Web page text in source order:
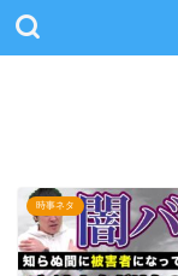
時事ネタ